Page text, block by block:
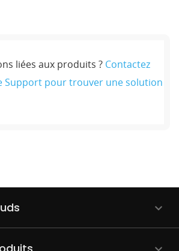
liées aux produits ? Contactez
Support pour trouver une solution